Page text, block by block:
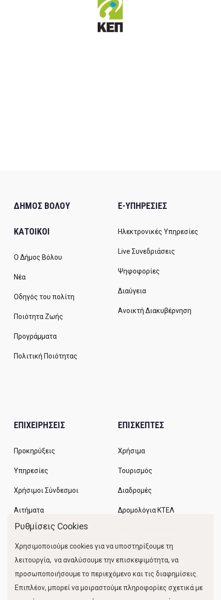
ΔΗΜΟΣ ΒΟΛΟΥ
ΚΑΤΟΙΚΟΙ
Ο Δήμος Βόλου
Νέα
Οδηγός του πολίτη
Ποιότητα Ζωής
Προγράμματα
Πολιτική Ποιότητας
E-ΥΠΗΡΕΣΙΕΣ
Ηλεκτρονικές Υπηρεσίες
Live Συνεδριάσεις
Ψηφοφορίες
Διαύγεια
Ανοικτή Διακυβέρνηση
ΕΠΙΧΕΙΡΗΣΕΙΣ
Προκηρύξεις
Υπηρεσίες
Χρήσιμοι Σύνδεσμοι
Αιτήματα
ΕΠΙΣΚΕΠΤΕΣ
Χρήσιμα
Τουρισμός
Διαδρομές
Δρομολόγια ΚΤΕΛ
Κίνηση Λιμένος
Ρυθμίσεις Cookies
Χρησιμοποιούμε cookies για να υποστηρίξουμε τη
λειτουργία, να αναλύσουμε την επισκεψιμότητα, να
προσωποποιήσουμε το περιεχόμενο και τις διαφημίσεις.
Επιπλέον, μπορεί να μοιραστούμε πληροφορίες σχετικά με